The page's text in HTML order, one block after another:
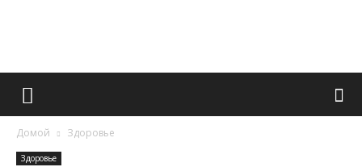
Французский
Домой Здоровье
Здоровье